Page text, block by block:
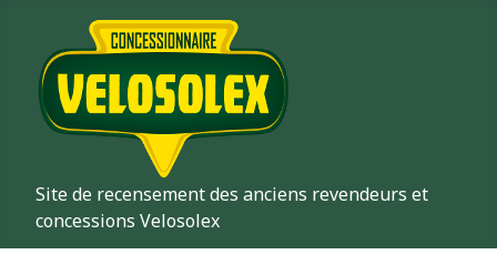
Site de recensement des anciens revendeurs et
concessions Velosolex